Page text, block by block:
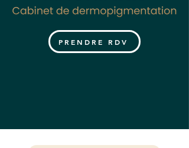
PRENDRE RDV